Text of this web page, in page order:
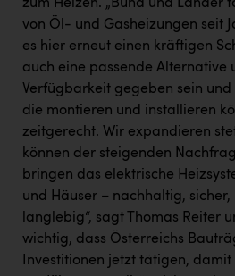
TCL
TGW Logistics
TRAILOMAT & Cycling Austria
VERITAS
Vier Diamanten
Vorlagenportal
Wir besiegen Krebs
Wirtschaftskammer OÖ
ZGONC
zum Heizen. „Bund und Länder
von Öl- und Gasheizungen seit
es hier erneut einen kräftigen
auch eine passende Alternative
Verfügbarkeit gegeben sein
die montieren und installieren
zeitgerecht. Wir expandieren
können der steigenden
bringen das elektrische
und Häuser – nachhaltig,
langlebig“, sagt Thomas Reiter
wichtig, dass Österreichs
Investitionen jetzt tätigen,